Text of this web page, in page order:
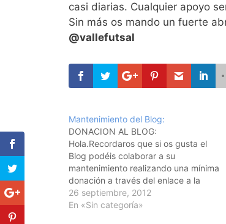
casi diarias. Cualquier apoyo
Sin más os mando un fuerte
@vallefutsal
Mantenimiento del Blog:
DONACION AL BLOG:
Hola.Recordaros que si os gusta el
Blog podéis colaborar a su
mantenimiento realizando una mínima
donación a través del enlace a la
cuenta de PayPal que tenéis en la
zona superior izquierda. Aceptamos
26 septiembre, 2012
En «Sin categoría»